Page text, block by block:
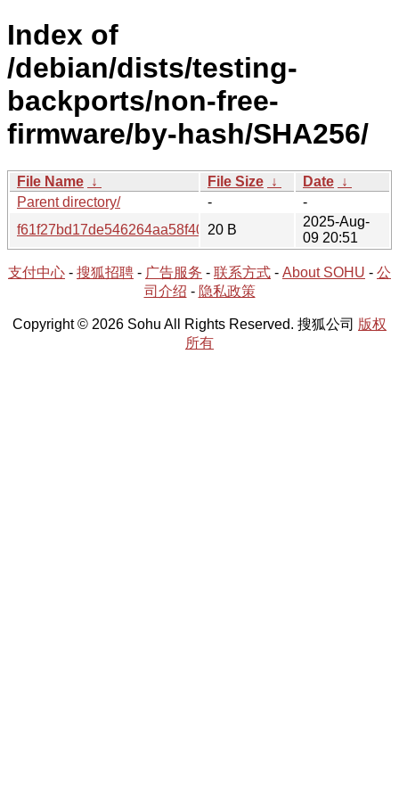
Index of
/debian/dists/testing-
backports/non-free-
firmware/by-hash/SHA256/
File Name ↓ File Size ↓ Date ↓
Parent directory/
-
-
20 B
2025-Aug-
09 20:51
支付中心 - 搜狐招聘 - 广告服务 - 联系方式 - About SOHU - 公
司介绍 - 隐私政策
Copyright © 2026 Sohu All Rights Reserved. 搜狐公司 版权
所有